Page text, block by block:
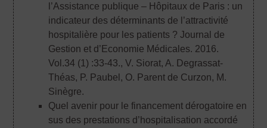
l’Assistance publique – Hôpitaux de Paris : un
indicateur des déterminants de l’attractivité
hospitalière pour les patients ? Journal de
Gestion et d’Economie Médicales. 2016.
Vol.34 (1) :33-43., V. Siorat, A. Degrassat-
Théas, P. Paubel, O. Parent de Curzon, M.
Sinègre.
Quel avenir pour le financement dérogatoire en
sus des prestations d’hospitalisation accordé